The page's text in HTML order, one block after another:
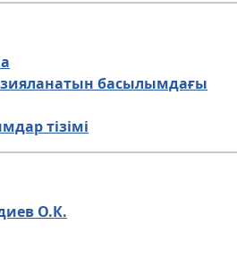
басылымдағы
тізімі
О.К.